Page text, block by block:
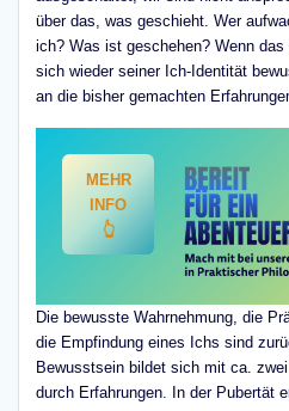
über das, was geschieht. Wer
ich? Was ist geschehen? Wenn
sich wieder seiner Ich-Identität
an die bisher gemachten
MEHR
INFO
👆
Die bewusste Wahrnehmung, die
die Empfindung eines Ichs sind
Bewusstsein bildet sich mit ca.
durch Erfahrungen. In der Pubertät